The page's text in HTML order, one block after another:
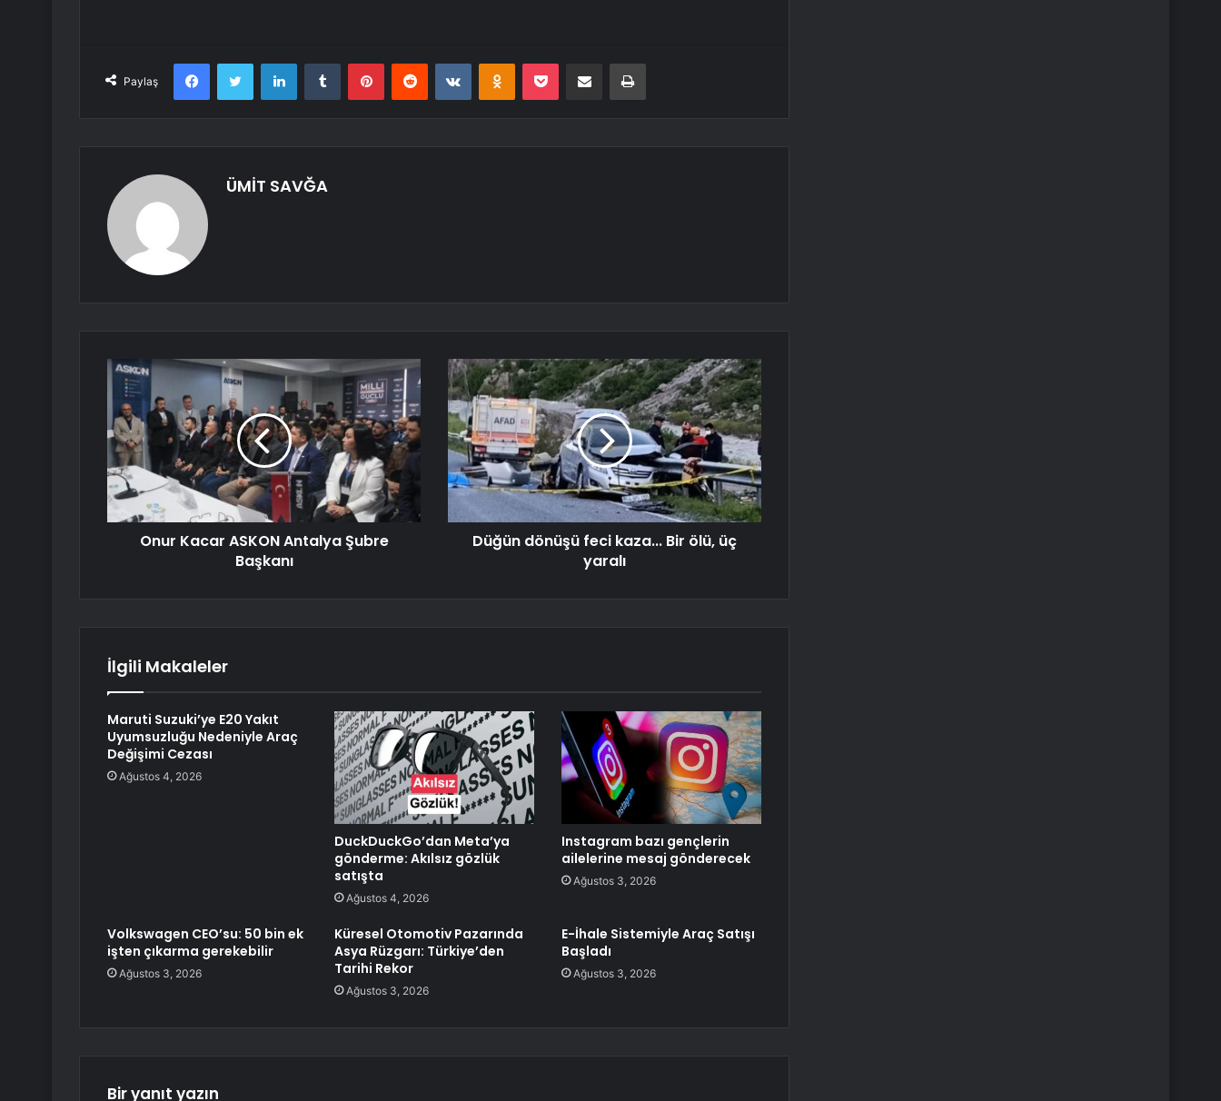
Paylaş
FacebookTwitter LinkedInTumblr PinterestReddit VKontakteOdnoklassniki
Pocket E-Posta ile paylaş Yazdır
ÜMİT SAVĞA
Onur Kacar ASKON Antalya Şubre
Başkanı
Düğün dönüşü feci kaza... Bir ölü, üç
yaralı
İlgili Makaleler
Maruti Suzuki’ye E20 Yakıt
Uyumsuzluğu Nedeniyle Araç
Değişimi Cezası
Ağustos 4, 2026
DuckDuckGo’dan Meta’ya
gönderme: Akılsız gözlük
satışta
Ağustos 4, 2026
Instagram bazı gençlerin
ailelerine mesaj gönderecek
Ağustos 3, 2026
Volkswagen CEO’su: 50 bin ek
işten çıkarma gerekebilir
Ağustos 3, 2026
Küresel Otomotiv Pazarında
Asya Rüzgarı: Türkiye’den
Tarihi Rekor
Ağustos 3, 2026
E-İhale Sistemiyle Araç Satışı
Başladı
Ağustos 3, 2026
Bir yanıt yazın